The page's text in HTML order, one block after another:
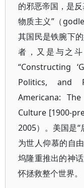
的邪恶帝国，是
物质主义”（
其国民是铁腕下
者，又是与之
“Constructing
Politics, and
Americana:
Culture [1900-
2005）。美国是“
为世人仰慕的自
坞隆重推出的神
怀拯救整个世界。